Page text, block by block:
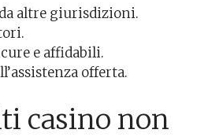
altre giurisdizioni.
e affidabili.
offerta.
casino non